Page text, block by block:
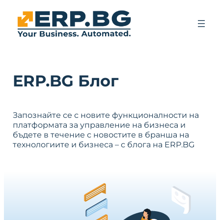
ERP.BG Блог
Запознайте се с новите функционалности на
платформата за управление на бизнеса и
бъдете в течение с новостите в бранша на
технологиите и бизнеса – с блога на ERP.BG